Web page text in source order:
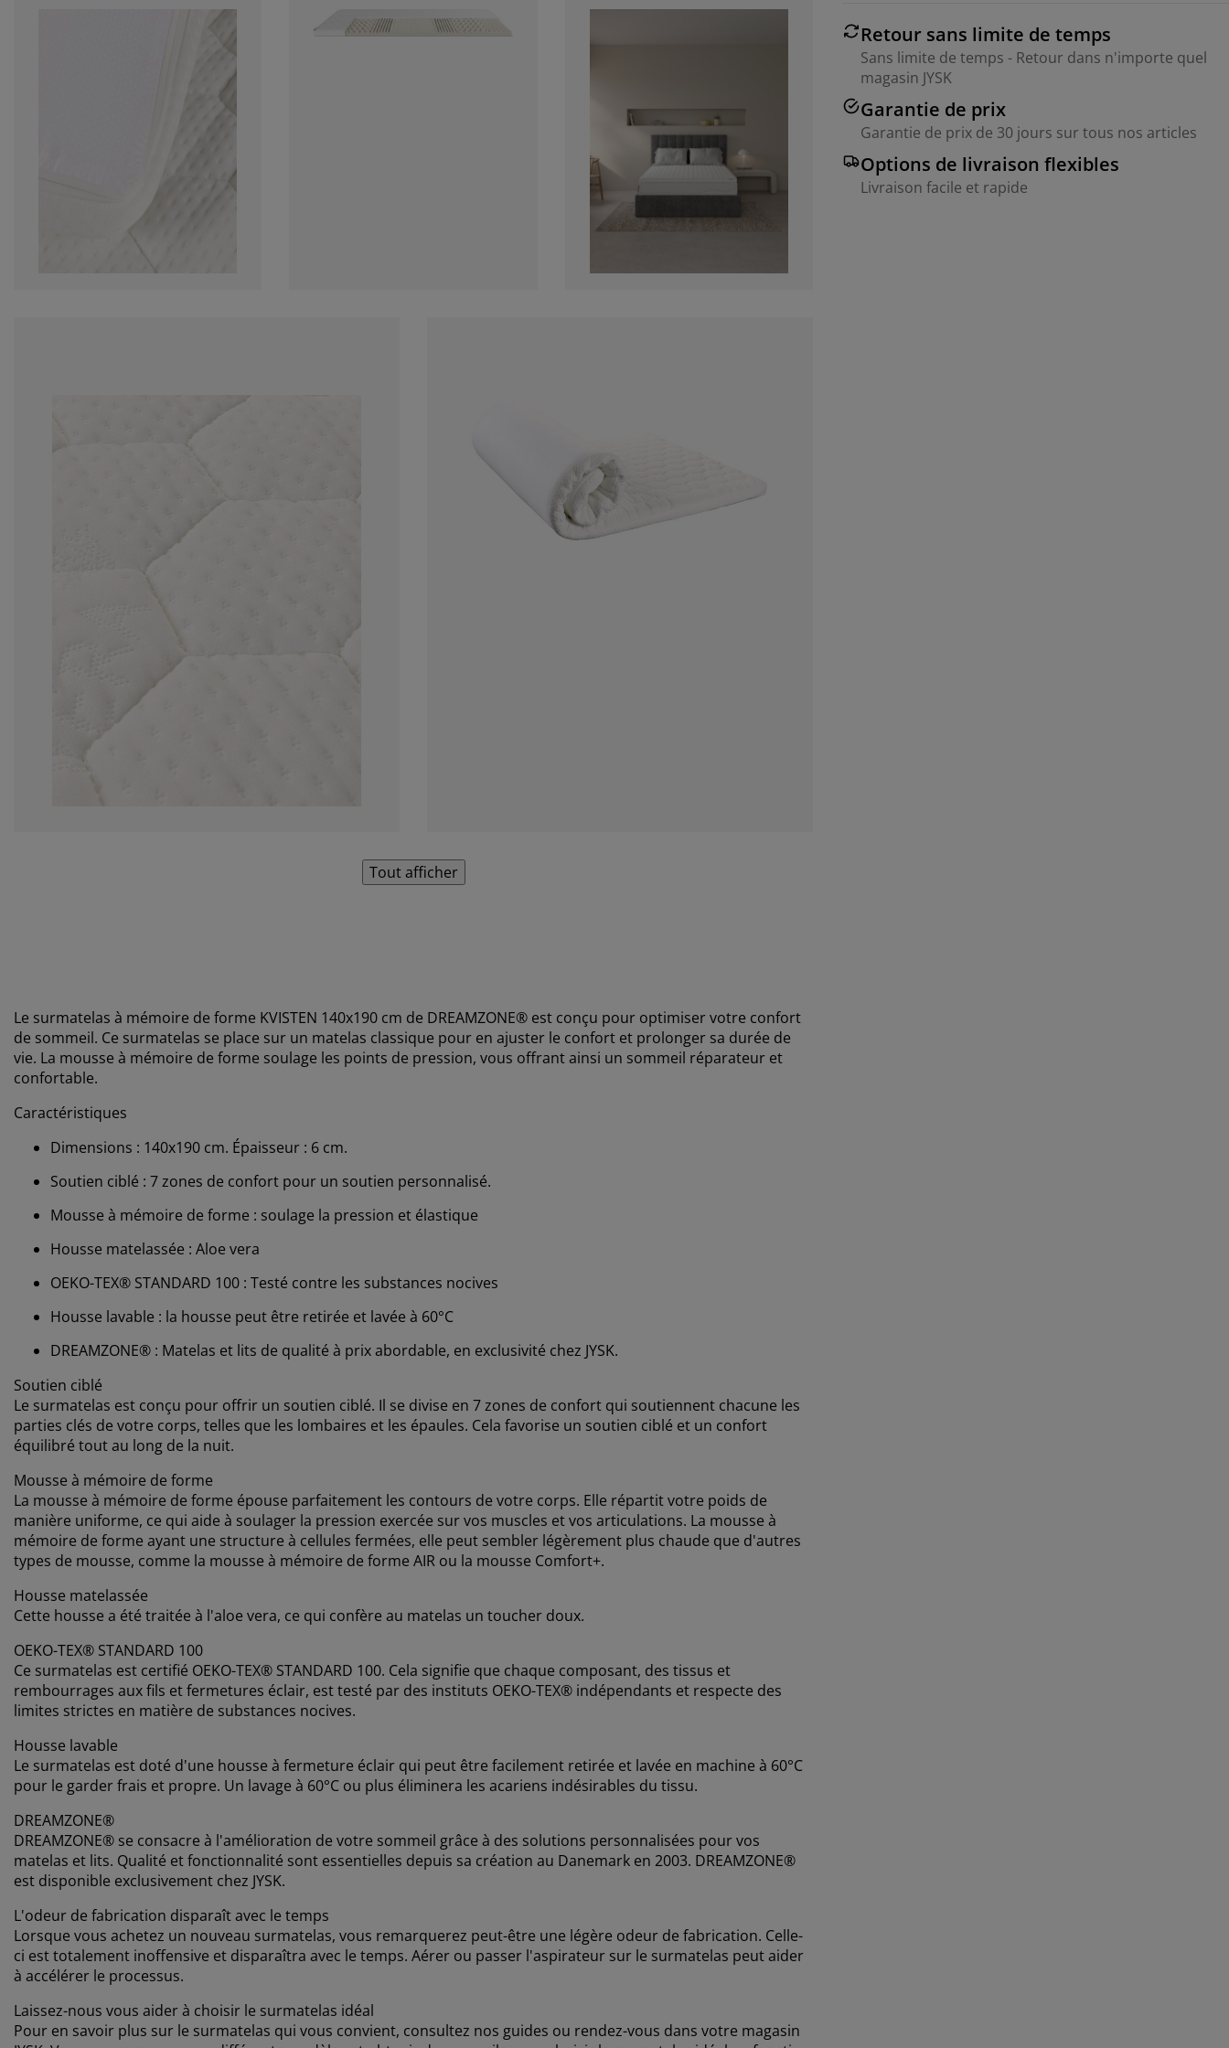
Tout afficher
Retour sans limite de temps
Sans limite de temps - Retour dans n'importe quel
magasin JYSK
Garantie de prix
Garantie de prix de 30 jours sur tous nos articles
Options de livraison flexibles
Livraison facile et rapide
Le surmatelas à mémoire de forme KVISTEN 140x190 cm de DREAMZONE® est conçu pour optimiser votre confort
de sommeil. Ce surmatelas se place sur un matelas classique pour en ajuster le confort et prolonger sa durée de
vie. La mousse à mémoire de forme soulage les points de pression, vous offrant ainsi un sommeil réparateur et
confortable.
Caractéristiques
Dimensions : 140x190 cm. Épaisseur : 6 cm.
Soutien ciblé : 7 zones de confort pour un soutien personnalisé.
Mousse à mémoire de forme : soulage la pression et élastique
Housse matelassée : Aloe vera
OEKO-TEX® STANDARD 100 : Testé contre les substances nocives
Housse lavable : la housse peut être retirée et lavée à 60°C
DREAMZONE® : Matelas et lits de qualité à prix abordable, en exclusivité chez JYSK.
Soutien ciblé
Le surmatelas est conçu pour offrir un soutien ciblé. Il se divise en 7 zones de confort qui soutiennent chacune les
parties clés de votre corps, telles que les lombaires et les épaules. Cela favorise un soutien ciblé et un confort
équilibré tout au long de la nuit.
Mousse à mémoire de forme
La mousse à mémoire de forme épouse parfaitement les contours de votre corps. Elle répartit votre poids de
manière uniforme, ce qui aide à soulager la pression exercée sur vos muscles et vos articulations. La mousse à
mémoire de forme ayant une structure à cellules fermées, elle peut sembler légèrement plus chaude que d'autres
types de mousse, comme la mousse à mémoire de forme AIR ou la mousse Comfort+.
Housse matelassée
Cette housse a été traitée à l'aloe vera, ce qui confère au matelas un toucher doux.
OEKO-TEX® STANDARD 100
Ce surmatelas est certifié OEKO-TEX® STANDARD 100. Cela signifie que chaque composant, des tissus et
rembourrages aux fils et fermetures éclair, est testé par des instituts OEKO-TEX® indépendants et respecte des
limites strictes en matière de substances nocives.
Housse lavable
Le surmatelas est doté d'une housse à fermeture éclair qui peut être facilement retirée et lavée en machine à 60°C
pour le garder frais et propre. Un lavage à 60°C ou plus éliminera les acariens indésirables du tissu.
DREAMZONE®
DREAMZONE® se consacre à l'amélioration de votre sommeil grâce à des solutions personnalisées pour vos
matelas et lits. Qualité et fonctionnalité sont essentielles depuis sa création au Danemark en 2003. DREAMZONE®
est disponible exclusivement chez JYSK.
L'odeur de fabrication disparaît avec le temps
Lorsque vous achetez un nouveau surmatelas, vous remarquerez peut-être une légère odeur de fabrication. Celle-
ci est totalement inoffensive et disparaîtra avec le temps. Aérer ou passer l'aspirateur sur le surmatelas peut aider
à accélérer le processus.
Laissez-nous vous aider à choisir le surmatelas idéal
Pour en savoir plus sur le surmatelas qui vous convient, consultez nos guides ou rendez-vous dans votre magasin